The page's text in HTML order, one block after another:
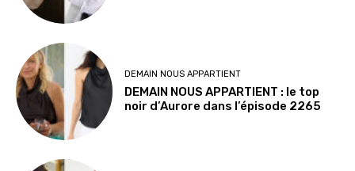
DEMAIN NOUS APPARTIENT
DEMAIN NOUS APPARTIENT : le top
noir d’Aurore dans l’épisode 2265